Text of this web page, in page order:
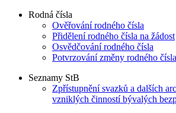
Rodná čísla
Ověřování rodného čísla
Přidělení rodného čísla na žádost
Osvědčování rodného čísla
Potvrzování změny rodného čísla
Seznamy StB
Zpřístupnění svazků a dalších
vzniklých činností bývalých